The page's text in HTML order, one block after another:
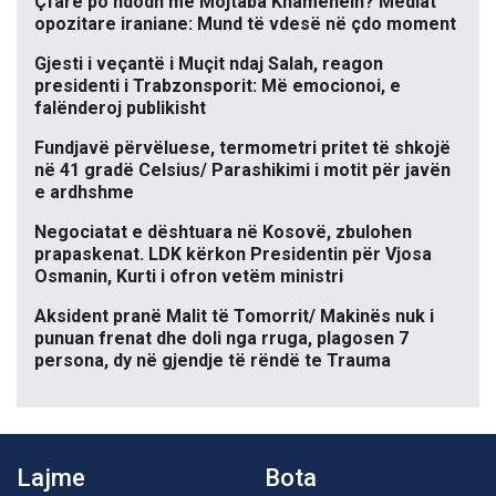
opozitare iraniane: Mund të vdesë në çdo moment
Gjesti i veçantë i Muçit ndaj Salah, reagon
presidenti i Trabzonsporit: Më emocionoi, e
falënderoj publikisht
Fundjavë përvëluese, termometri pritet të shkojë
në 41 gradë Celsius/ Parashikimi i motit për javën
e ardhshme
Negociatat e dështuara në Kosovë, zbulohen
prapaskenat. LDK kërkon Presidentin për Vjosa
Osmanin, Kurti i ofron vetëm ministri
Aksident pranë Malit të Tomorrit/ Makinës nuk i
punuan frenat dhe doli nga rruga, plagosen 7
persona, dy në gjendje të rëndë te Trauma
Lajme Bota